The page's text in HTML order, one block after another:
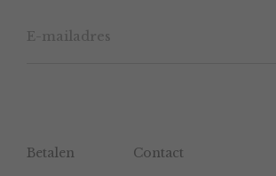
Betalen Contact